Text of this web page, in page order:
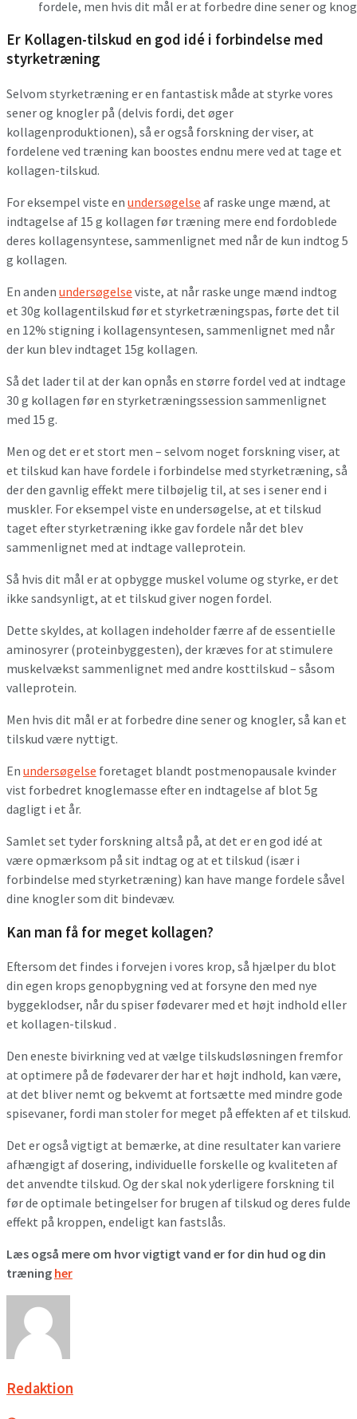
fordele, men hvis dit mål er at forbedre dine sener og
Er Kollagen-tilskud en god idé i forbindelse med
styrketræning
Selvom styrketræning er en fantastisk måde at styrke vores
sener og knogler på (delvis fordi, det øger
kollagenproduktionen), så er også forskning der viser, at
fordelene ved træning kan boostes endnu mere ved at tage et
kollagen-tilskud.
For eksempel viste en undersøgelse af raske unge mænd, at
indtagelse af 15 g kollagen før træning mere end fordoblede
deres ​​kollagensyntese, sammenlignet med når de kun indtog 5
g kollagen.
En anden undersøgelse viste, at når raske unge mænd indtog
et 30g kollagentilskud før et styrketræningspas, førte det til
en 12% stigning i kollagensyntesen, sammenlignet med når
der kun blev indtaget 15g kollagen.
Så det lader til at der kan opnås en større fordel ved at indtage
30 g kollagen før en styrketræningssession sammenlignet
med 15 g.
Men og det er et stort men – selvom noget forskning viser, at
et tilskud kan have fordele i forbindelse med styrketræning, så
der den gavnlig effekt mere tilbøjelig til, at ses i sener end i
muskler. For eksempel viste en undersøgelse, at et tilskud
taget efter styrketræning ikke gav fordele når det blev
sammenlignet med at indtage valleprotein.
Så hvis dit mål er at opbygge muskel volume og styrke, er det
ikke sandsynligt, at et tilskud giver nogen fordel.
Dette skyldes, at kollagen indeholder færre af de essentielle
aminosyrer (proteinbyggesten), der kræves for at stimulere
muskelvækst sammenlignet med andre kosttilskud – såsom
valleprotein.
Men hvis dit mål er at forbedre dine sener og knogler, så kan et
tilskud være nyttigt.
En undersøgelse foretaget blandt postmenopausale kvinder
vist forbedret knoglemasse efter en indtagelse af blot 5g
dagligt i et år.
Samlet set tyder forskning altså på, at det er en god idé at
være opmærksom på sit indtag og at et tilskud (især i
forbindelse med styrketræning) kan have mange fordele såvel
dine knogler som dit bindevæv.
Kan man få for meget kollagen?
Eftersom det findes i forvejen i vores krop, så hjælper du blot
din egen krops genopbygning ved at forsyne den med nye
byggeklodser, når du spiser fødevarer med et højt indhold eller
et kollagen-tilskud .
Den eneste bivirkning ved at vælge tilskudsløsningen fremfor
at optimere på de fødevarer der har et højt indhold, kan være,
at det bliver nemt og bekvemt at fortsætte med mindre gode
spisevaner, fordi man stoler for meget på effekten af et tilskud.
Det er også vigtigt at bemærke, at dine resultater kan variere
afhængigt af dosering, individuelle forskelle og kvaliteten af
det anvendte tilskud. Og der skal nok yderligere forskning til
før de optimale betingelser for brugen af tilskud og deres fulde
effekt på kroppen, endeligt kan fastslås.
Læs også mere om hvor vigtigt vand er for din hud og din
træning her
Redaktion